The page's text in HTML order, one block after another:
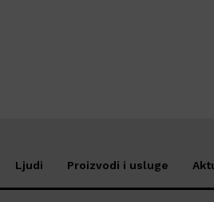
Ljudi Proizvodi i usluge